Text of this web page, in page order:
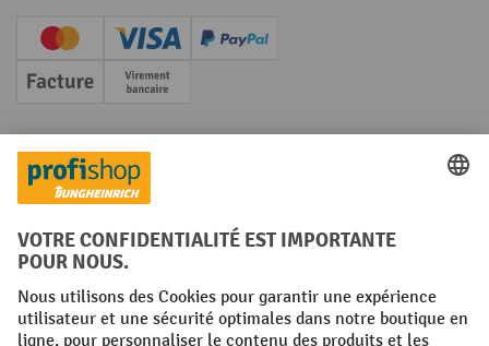
Creditcard (Master)Creditcard (Visa)
PayPal
Facture Paiement anticipé
Réseaux sociaux
Facebook
YouTube
LinkedInInstagram
Conditions générales Mentions légales